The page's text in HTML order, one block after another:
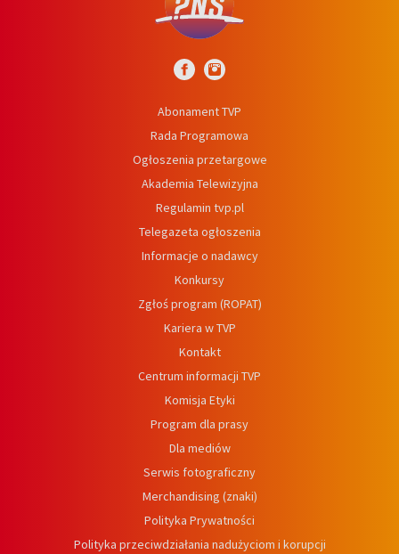
Abonament TVP
Rada Programowa
Ogłoszenia przetargowe
Akademia Telewizyjna
Regulamin tvp.pl
Telegazeta ogłoszenia
Informacje o nadawcy
Konkursy
Zgłoś program (ROPAT)
Kariera w TVP
Kontakt
Centrum informacji TVP
Komisja Etyki
Program dla prasy
Dla mediów
Serwis fotograficzny
Merchandising (znaki)
Polityka Prywatności
Polityka przeciwdziałania nadużyciom i korupcji